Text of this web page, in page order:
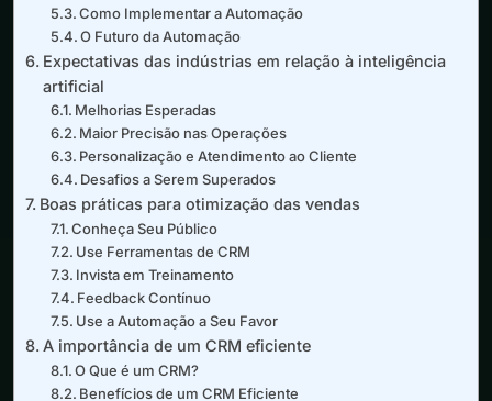
Como Implementar a Automação
O Futuro da Automação
Expectativas das indústrias em relação à inteligência
artificial
Melhorias Esperadas
Maior Precisão nas Operações
Personalização e Atendimento ao Cliente
Desafios a Serem Superados
Boas práticas para otimização das vendas
Conheça Seu Público
Use Ferramentas de CRM
Invista em Treinamento
Feedback Contínuo
Use a Automação a Seu Favor
A importância de um CRM eficiente
O Que é um CRM?
Benefícios de um CRM Eficiente